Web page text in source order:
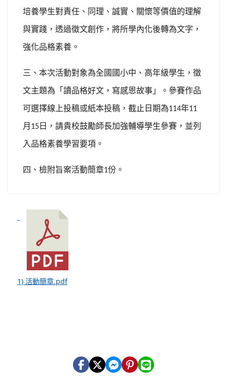
培養學生對責任、同理、誠實、關懷等價值的理解
與實踐，透過徵文創作，將所學內化後轉為文字，
強化品格素養。
三、本次活動對象為全國國小中、高年級學生，徵
文主題為「讀品格好文，寫感恩故事」。參賽作品
可選擇線上投稿或紙本投稿，截止日期為114年11
月 15 日，請貴校鼓勵師長加強輔導學生參賽，並列
入品格素養學習要項。
四、檢附旨案活動簡章1份。
1) 活動簡章.pdf